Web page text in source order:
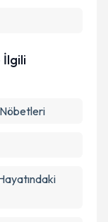
İlgili